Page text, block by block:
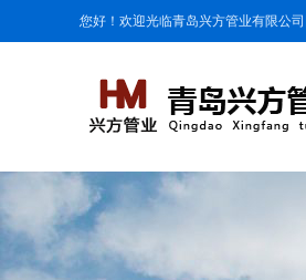
您好！欢迎光临青岛兴方管业有限公司